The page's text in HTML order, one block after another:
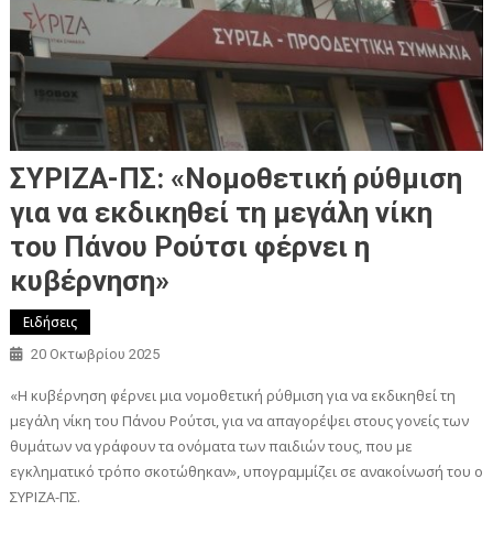
ΣΥΡΙΖΑ-ΠΣ: «Νομοθετική ρύθμιση
για να εκδικηθεί τη μεγάλη νίκη
του Πάνου Ρούτσι φέρνει η
κυβέρνηση»
Ειδήσεις
20 Οκτωβρίου 2025
«Η κυβέρνηση φέρνει μια νομοθετική ρύθμιση για να εκδικηθεί τη
μεγάλη νίκη του Πάνου Ρούτσι, για να απαγορέψει στους γονείς των
θυμάτων να γράφουν τα ονόματα των παιδιών τους, που με
εγκληματικό τρόπο σκοτώθηκαν», υπογραμμίζει σε ανακοίνωσή του ο
ΣΥΡΙΖΑ-ΠΣ.